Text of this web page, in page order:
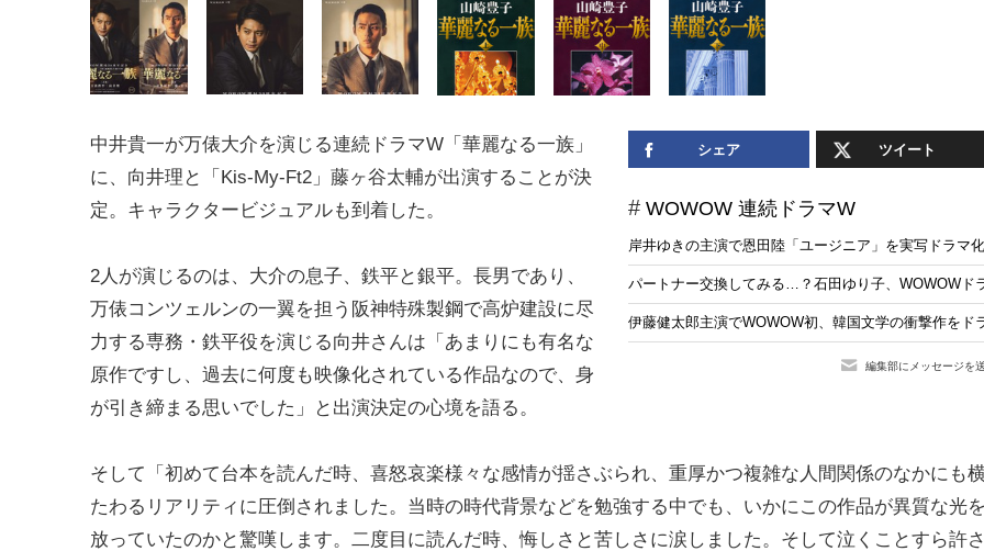
シェア ツイート
WOWOW 連続ドラマW
岸井ゆきの主演で恩田陸「ユージニア」を実写ドラ
パートナー交換してみる…？石田ゆり子、WOWOWド
伊藤健太郎主演でWOWOW初、韓国文学の衝撃作を
編集部にメッセージを
中井貴一が万俵大介を演じる連続ドラマW「華麗なる一族」
に、向井理と「Kis-My-Ft2」藤ヶ谷太輔が出演することが決
定。キャラクタービジュアルも到着した。
2人が演じるのは、大介の息子、鉄平と銀平。長男であり、
万俵コンツェルンの一翼を担う阪神特殊製鋼で高炉建設に尽
力する専務・鉄平役を演じる向井さんは「あまりにも有名な
原作ですし、過去に何度も映像化されている作品なので、身
が引き締まる思いでした」と出演決定の心境を語る。
そして「初めて台本を読んだ時、喜怒哀楽様々な感情が揺さぶられ、重厚かつ複雑な人間関係のなかにも
たわるリアリティに圧倒されました。当時の時代背景などを勉強する中でも、いかにこの作品が異質な光を
放っていたのかと驚嘆します。二度目に読んだ時、悔しさと苦しさに涙しました。そして泣くことすら許さ